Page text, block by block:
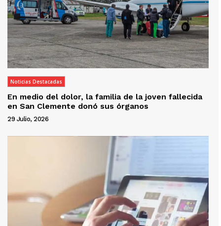
Noticias Destacadas
En medio del dolor, la familia de la joven fallecida
en San Clemente donó sus órganos
29 Julio, 2026